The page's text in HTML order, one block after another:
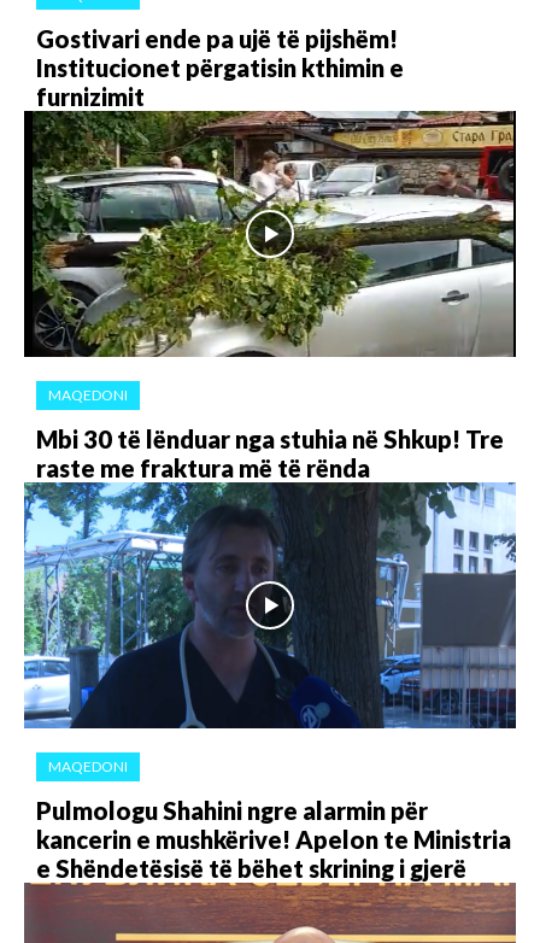
Gostivari ende pa ujë të pijshëm!
Institucionet përgatisin kthimin e
furnizimit
MAQEDONI
Mbi 30 të lënduar nga stuhia në Shkup! Tre
raste me fraktura më të rënda
MAQEDONI
Pulmologu Shahini ngre alarmin për
kancerin e mushkërive! Apelon te Ministria
e Shëndetësisë të bëhet skrining i gjerë